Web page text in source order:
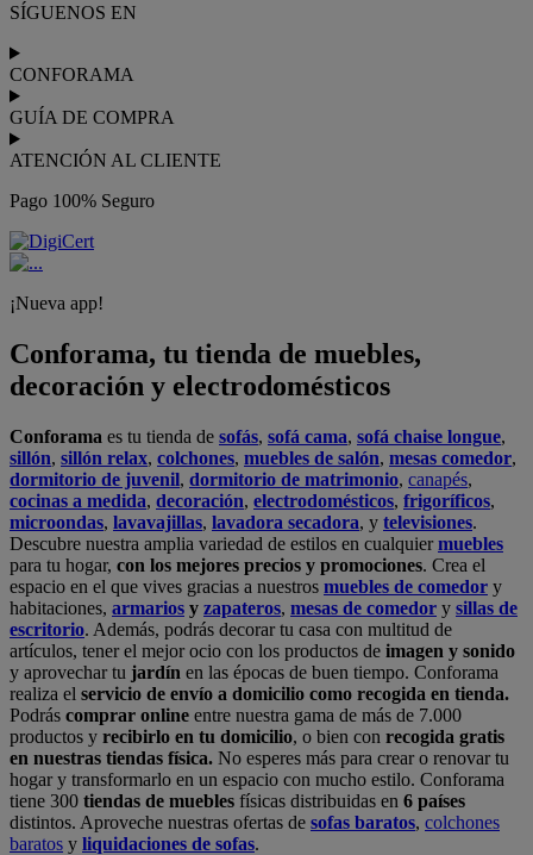
SÍGUENOS EN
CONFORAMA
GUÍA DE COMPRA
ATENCIÓN AL CLIENTE
Pago 100% Seguro
¡Nueva app!
Conforama, tu tienda de muebles,
decoración y electrodomésticos
Conforama es tu tienda de sofás, sofá cama, sofá chaise longue,
sillón, sillón relax, colchones, muebles de salón, mesas comedor,
dormitorio de juvenil, dormitorio de matrimonio, canapés,
cocinas a medida, decoración, electrodomésticos, frigoríficos,
microondas, lavavajillas, lavadora secadora, y televisiones.
Descubre nuestra amplia variedad de estilos en cualquiermuebles
para tu hogar, con los mejores precios y promociones. Crea el
espacio en el que vives gracias a nuestros muebles de comedor y
habitaciones, armarios y zapateros, mesas de comedor y sillas de
escritorio. Además, podrás decorar tu casa con multitud de
artículos, tener el mejor ocio con los productos de imagen y sonido
y aprovechar tu jardín en las épocas de buen tiempo. Conforama
realiza el servicio de envío a domicilio como recogida en tienda.
Podrás comprar online entre nuestra gama de más de 7.000
productos y recibirlo en tu domicilio, o bien con recogida gratis
en nuestras tiendas física. No esperes más para crear o renovar tu
hogar y transformarlo en un espacio con mucho estilo. Conforama
tiene 300 tiendas de muebles físicas distribuidas en 6 países
distintos. Aproveche nuestras ofertas de sofas baratos, colchones
baratos y liquidaciones de sofas.